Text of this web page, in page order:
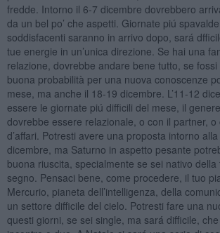
fredde. Intorno il 6-7 dicembre dovrebbero
da un bel po’ che aspetti. Giornate piú
soddisfacenti saranno in arrivo dopo, sará
tue energie in un’unica direzione. Se hai una
relazione, dovrebbe andare bene tutto, se fossi
buona probabilità per una nuova conoscenze
mese, ma anche il 18-19 dicembre. L’11-12
essere le giornate piú difficili del mese, il
dovrebbe essere relazionale, o con il partner, o
d’affari. Potresti avere una proposta intorno
dicembre, ma Saturno in aspetto pesante
buona riuscita, specialmente se sei nativo
segno. Pensaci bene, come procedere, il tuo
Mercurio, pianeta dell’intelligenza, della
un settore difficile del cielo. Potresti fare una
questi giorni, se sei single, ma sará difficile,